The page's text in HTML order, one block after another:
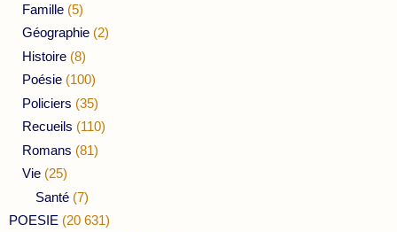
Famille (5)
Géographie (2)
Histoire (8)
Poésie (100)
Policiers (35)
Recueils (110)
Romans (81)
Vie (25)
Santé (7)
POESIE (20 631)